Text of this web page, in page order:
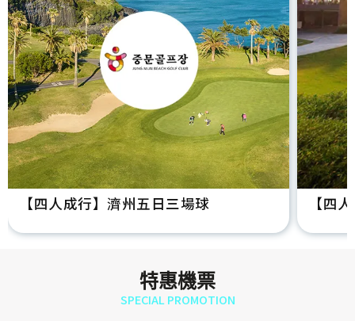
【四人成行】濟州五日三場球 【四
特惠機票
SPECIAL PROMOTION